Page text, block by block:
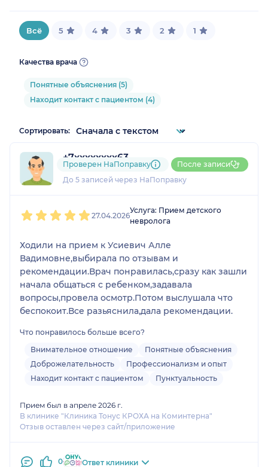
Всё 5 4 3 2 1
Качества врача
Понятные объяснения (5)
Находит контакт с пациентом (4)
Сортировать:
+7xxxxxxxx63
1 отзыв
До 5 записей через НаПоправку
Проверен НаПоправку После записи
27.04.2026
Услуга: Прием детского
невролога
Ходили на прием к Усиевич Алле
Вадимовне,выбирала по отзывам и
рекомендации.Врач понравилась,сразу как зашли
начала общаться с ребенком,задавала
вопросы,провела осмотр.Потом выслушала что
беспокоит.Все разьяснила,дала рекомендации.
Что понравилось больше всего?
Внимательное отношение
Понятные объяснения
Доброжелательность
Профессионализм и опыт
Находит контакт с пациентом
Пунктуальность
Прием был в апреле 2026 г.
В клинике "Клиника Тонус КРОХА на Коминтерна"
Отзыв оставлен через сайт/приложение
0 Ответ клиники